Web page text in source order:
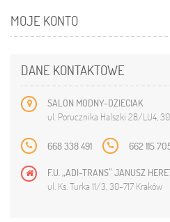
MOJE KONTO
DANE KONTAKTOWE
SALON MODNY-DZIECIAK
ul. Porucznika Halszki 28/LU4,
668 338 491 662 115
F.U. „ADI-TRANS” JANUSZ
ul. Ks. Turka 11/3, 30-717 Kraków